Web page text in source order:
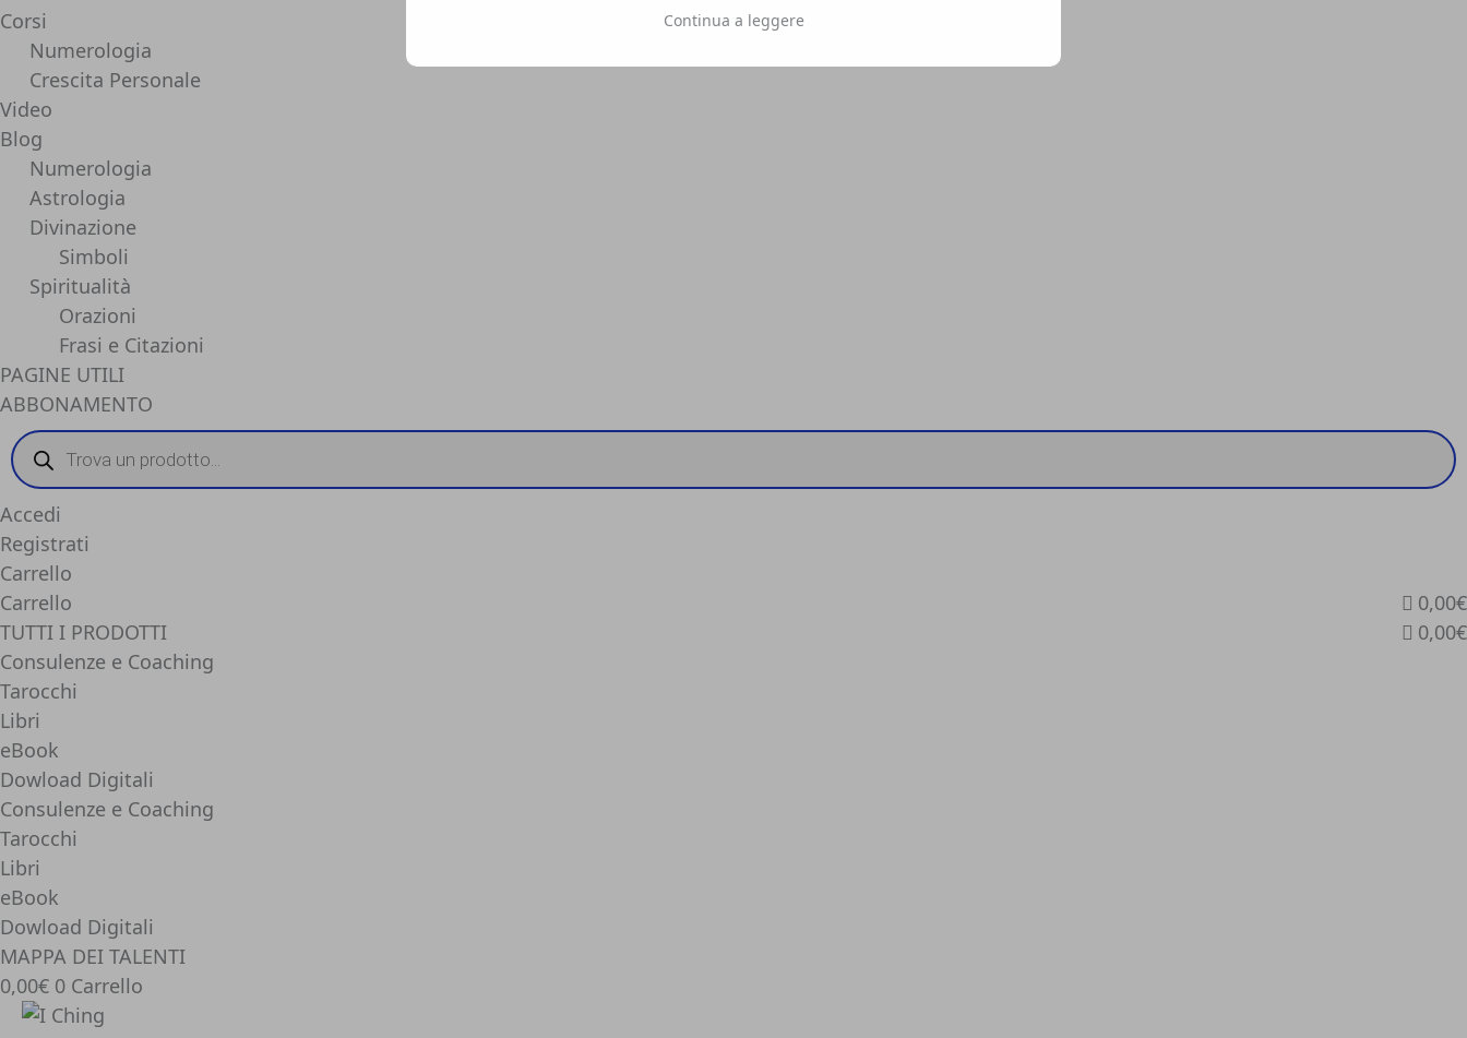
Corsi
Numerologia
Crescita Personale
Video
Blog
Numerologia
Astrologia
Divinazione
Simboli
Spiritualità
Orazioni
Frasi e Citazioni
PAGINE UTILI
ABBONAMENTO
Products
search
Accedi
Registrati
Carrello
0,00€
Carrello
0,00€
TUTTI I PRODOTTI
Consulenze e Coaching
Tarocchi
Libri
eBook
Dowload Digitali
Consulenze e Coaching
Tarocchi
Libri
eBook
Dowload Digitali
MAPPA DEI TALENTI
0,00€ 0 Carrello
Continua a leggere